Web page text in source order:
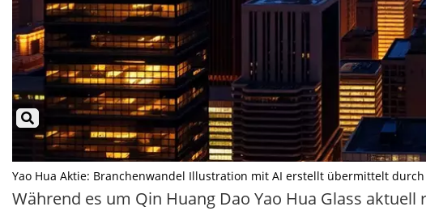
Yao Hua Aktie: Branchenwandel Illustration mit AI erstellt übermittelt
Während es um Qin Huang Dao Yao Hua Glass